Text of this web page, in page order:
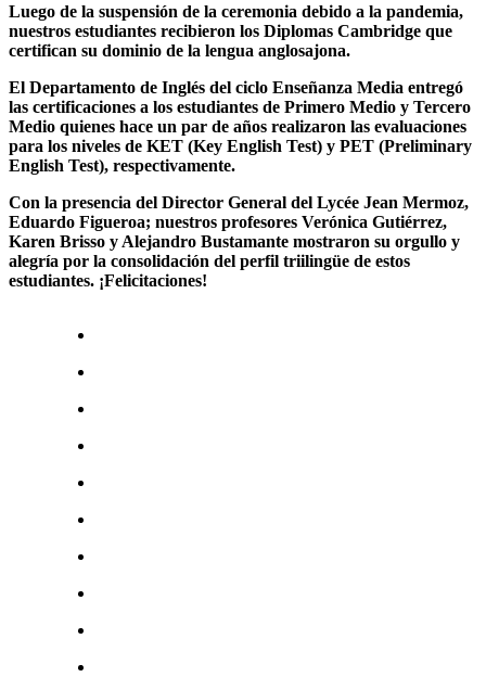
Luego de la suspensión de la ceremonia debido a la pandemia,
nuestros estudiantes recibieron los Diplomas Cambridge que
certifican su dominio de la lengua anglosajona.
El Departamento de Inglés del ciclo Enseñanza Media entregó
las certificaciones a los estudiantes de Primero Medio y Tercero
Medio quienes hace un par de años realizaron las evaluaciones
para los niveles de KET (Key English Test) y PET (Preliminary
English Test), respectivamente.
Con la presencia del Director General del Lycée Jean Mermoz,
Eduardo Figueroa; nuestros profesores Verónica Gutiérrez,
Karen Brisso y Alejandro Bustamante mostraron su orgullo y
alegría por la consolidación del perfil triilingüe de estos
estudiantes. ¡Felicitaciones!